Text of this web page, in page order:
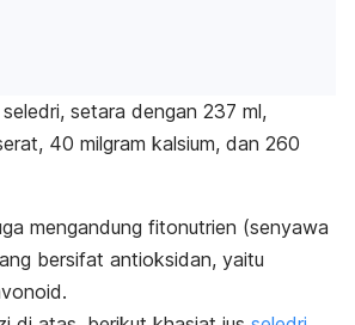
setara dengan 237 ml,
40 milgram kalsium, dan 260
mengandung fitonutrien (senyawa
bersifat antioksidan, yaitu
.